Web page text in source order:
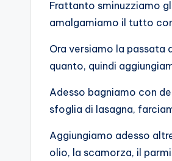
Frattanto sminuzziamo
amalgamiamo il tutto
Ora versiamo la passata
quanto, quindi
Adesso bagniamo con
sfoglia di lasagna,
Aggiungiamo adesso
olio, la scamorza, il